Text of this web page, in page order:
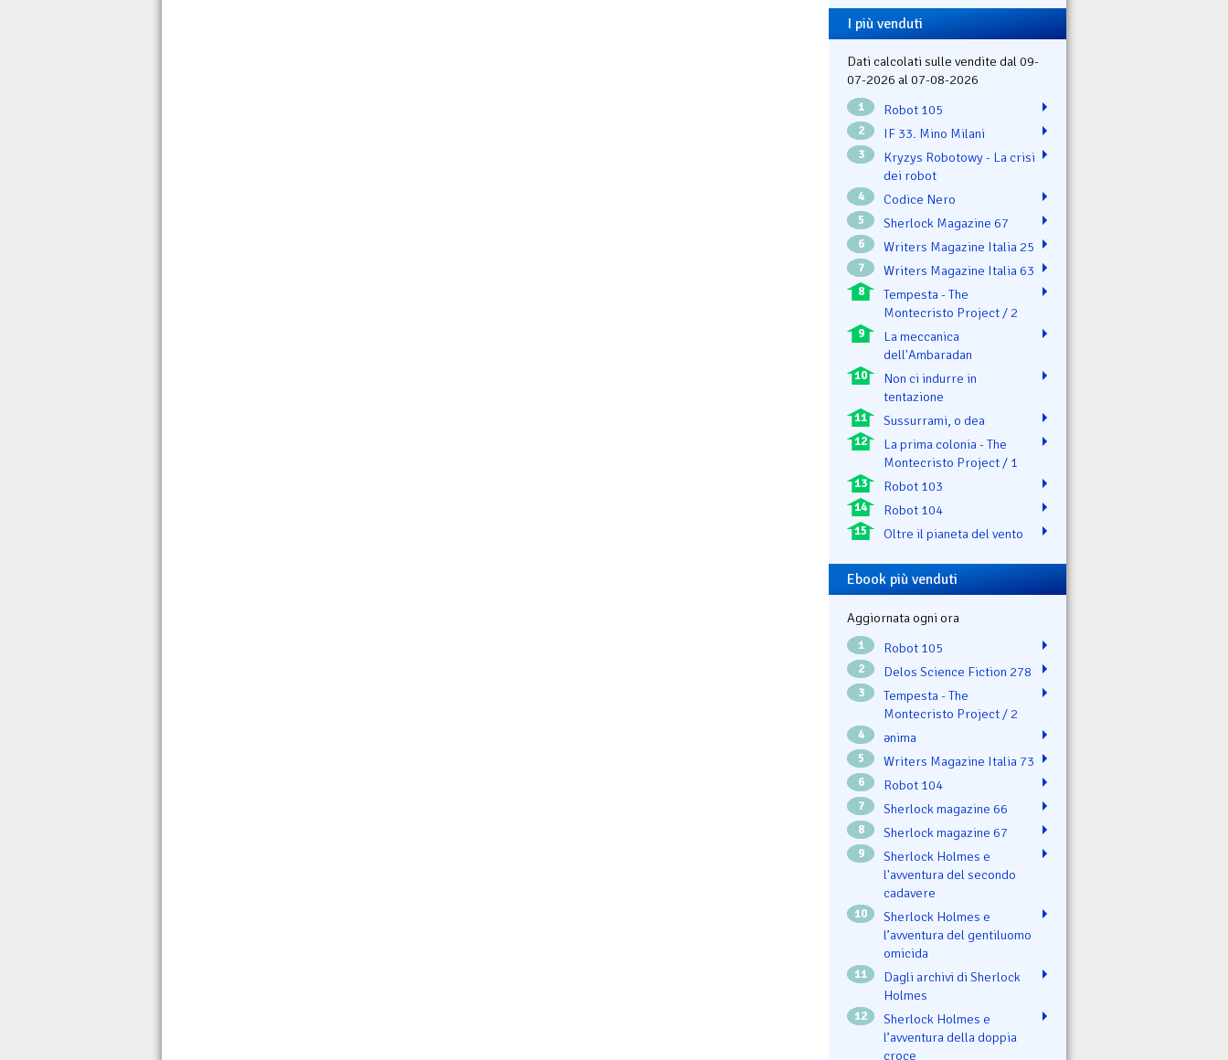
I più venduti
Dati calcolati sulle vendite dal 09-
07-2026 al 07-08-2026
1 Robot 105
2 IF 33. Mino Milani
3
Kryzys Robotowy - La crisi
dei robot
4 Codice Nero
5 Sherlock Magazine 67
6 Writers Magazine Italia 25
7 Writers Magazine Italia 63
8
Tempesta - The
Montecristo Project / 2
9
La meccanica
dell'Ambaradan
10
Non ci indurre in
tentazione
11 Sussurrami, o dea
12
La prima colonia - The
Montecristo Project / 1
13 Robot 103
14 Robot 104
15 Oltre il pianeta del vento
Ebook più venduti
Aggiornata ogni ora
1 Robot 105
2 Delos Science Fiction 278
3
Tempesta - The
Montecristo Project / 2
4 ənima
5 Writers Magazine Italia 73
6 Robot 104
7 Sherlock magazine 66
8 Sherlock magazine 67
9
Sherlock Holmes e
l'avventura del secondo
cadavere
10
Sherlock Holmes e
l’avventura del gentiluomo
omicida
11
Dagli archivi di Sherlock
Holmes
12
Sherlock Holmes e
l’avventura della doppia
croce